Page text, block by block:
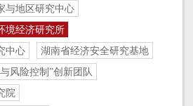
与地区研究中心
境经济研究所
中心
湖南省经济安全研究基地
风险控制”创新团队
院